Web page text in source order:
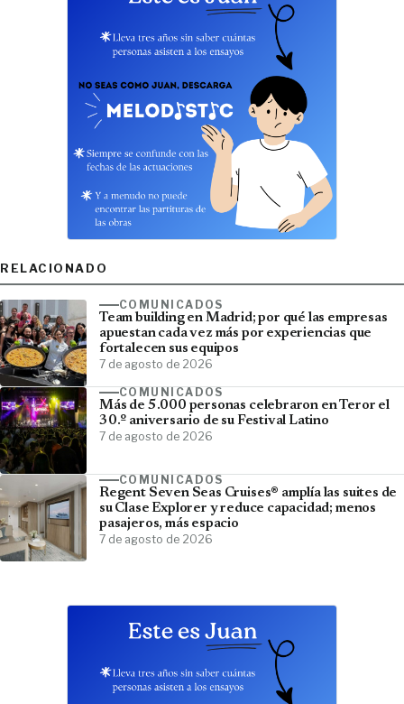
RELACIONADO
COMUNICADOS
Team building en Madrid; por qué las empresas
apuestan cada vez más por experiencias que
fortalecen sus equipos
7 de agosto de 2026
COMUNICADOS
Más de 5.000 personas celebraron en Teror el
30.º aniversario de su Festival Latino
7 de agosto de 2026
COMUNICADOS
Regent Seven Seas Cruises® amplía las suites de
su Clase Explorer y reduce capacidad; menos
pasajeros, más espacio
7 de agosto de 2026